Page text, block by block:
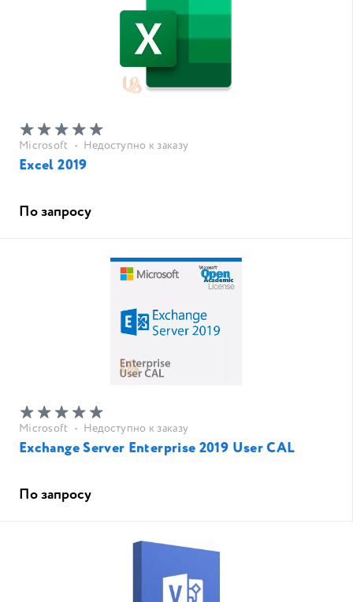
Microsoft • Недоступно к заказу
Excel 2019
По запросу
Microsoft • Недоступно к заказу
Exchange Server Enterprise 2019 User CAL
По запросу